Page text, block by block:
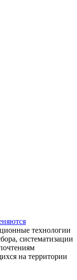
технологии
систематизации
на территории